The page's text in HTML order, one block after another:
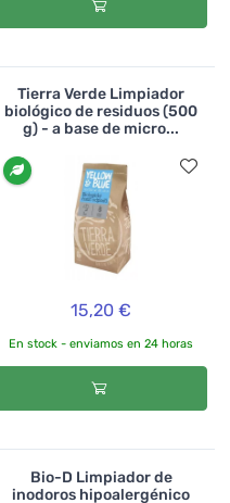
Tierra Verde Limpiador
biológico de residuos (500
g) - a base de micro...
15,20 €
En stock - enviamos en 24 horas
Bio-D Limpiador de
inodoros hipoalergénico